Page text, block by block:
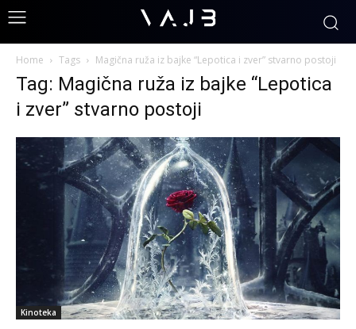
Home Tags Magična ruža iz bajke “Lepotica i zver” stvarno postoji
Tag: Magična ruža iz bajke “Lepotica
i zver” stvarno postoji
Kinoteka